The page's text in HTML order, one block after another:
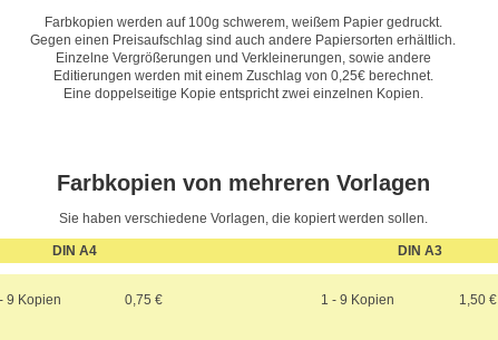
Farbkopien werden auf 100g schwerem, weißem Papier gedruckt.
Gegen einen Preisaufschlag sind auch andere Papiersorten erhältlich.
Einzelne Vergrößerungen und Verkleinerungen, sowie andere
Editierungen werden mit einem Zuschlag von 0,25€ berechnet.
Eine doppelseitige Kopie entspricht zwei einzelnen Kopien.
Farbkopien von mehreren Vorlagen
Sie haben verschiedene Vorlagen, die kopiert werden sollen.
DIN A4 DIN A3
9 Kopien 0,75 € 1 - 9 Kopien 1,50 €